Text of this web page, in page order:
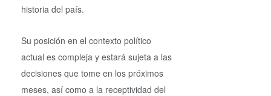
historia del país.
Su posición en el contexto político
actual es compleja y estará sujeta a las
decisiones que tome en los próximos
meses, así como a la receptividad del